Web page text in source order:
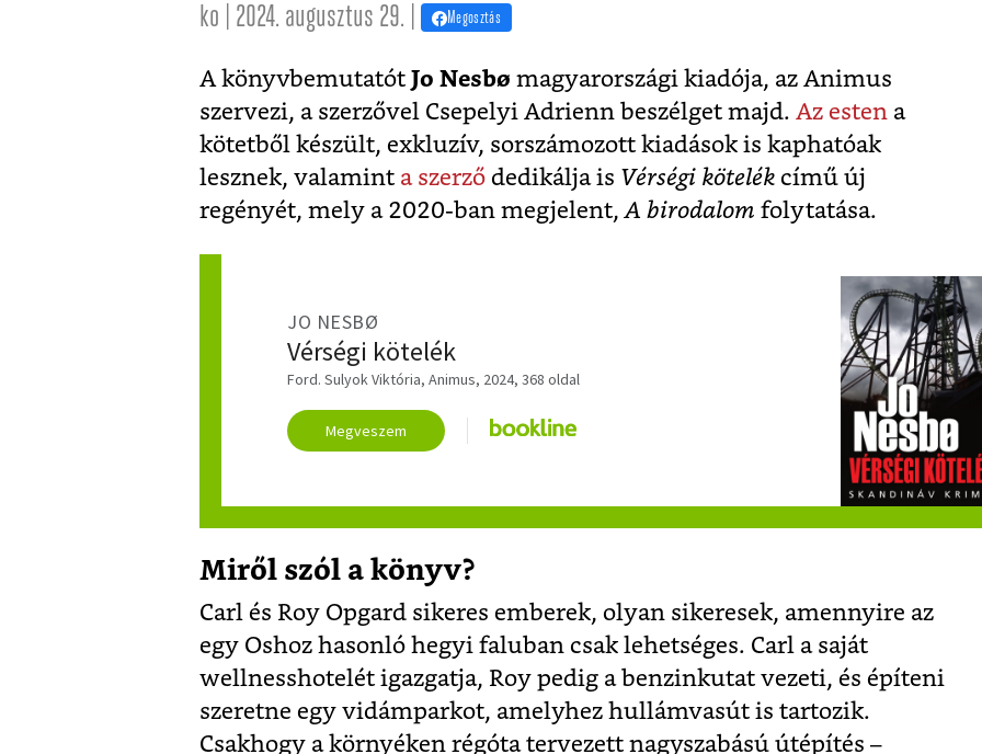
ko | 2024. augusztus 29. | Megosztás
A könyvbemutatót Jo Nesbø magyarországi kiadója, az Animus
szervezi, a szerzővel Csepelyi Adrienn beszélget majd. Az esten a
kötetből készült, exkluzív, sorszámozott kiadások is kaphatóak
lesznek, valamint a szerző dedikálja is Vérségi kötelék című új
regényét, mely a 2020-ban megjelent,A birodalom folytatása.
JO NESBØ
Vérségi kötelék
Ford. Sulyok Viktória, Animus, 2024, 368 oldal
Megveszem
Miről szól a könyv?
Carl és Roy Opgard sikeres emberek, olyan sikeresek, amennyire az
egy Oshoz hasonló hegyi faluban csak lehetséges. Carl a saját
wellnesshotelét igazgatja, Roy pedig a benzinkutat vezeti, és építeni
szeretne egy vidámparkot, amelyhez hullámvasút is tartozik.
Csakhogy a környéken régóta tervezett nagyszabású útépítés –